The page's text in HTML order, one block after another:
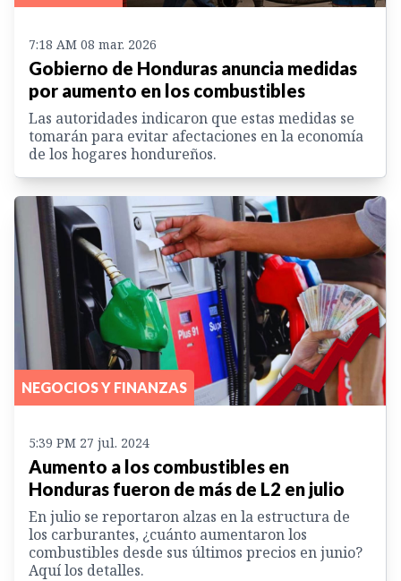
7:18 AM 08 mar. 2026
Gobierno de Honduras anuncia medidas
por aumento en los combustibles
Las autoridades indicaron que estas medidas se
tomarán para evitar afectaciones en la economía
de los hogares hondureños.
NEGOCIOS Y FINANZAS
5:39 PM 27 jul. 2024
Aumento a los combustibles en
Honduras fueron de más de L2 en julio
En julio se reportaron alzas en la estructura de
los carburantes, ¿cuánto aumentaron los
combustibles desde sus últimos precios en junio?
Aquí los detalles.